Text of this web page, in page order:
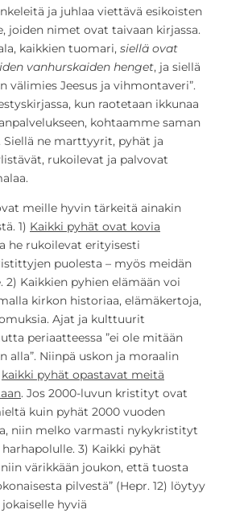
ja juhlaa viettävä esikoisten
joiden nimet ovat taivaan kirjassa.
kaikkien tuomari, siellä ovat
vanhurskaiden henget, ja siellä
välimies Jeesus ja vihmontaveri”.
kun raotetaan ikkunaa
kohtaamme saman
Siellä ne marttyyrit, pyhät ja
rukoilevat ja palvovat
meille hyvin tärkeitä ainakin
1) Kaikki pyhät ovat kovia
he rukoilevat erityisesti
puolesta – myös meidän
2) Kaikkien pyhien elämään voi
kirkon historiaa, elämäkertoja,
Ajat ja kulttuurit
periaatteessa ”ei ole mitään
alla”. Niinpä uskon ja moraalin
kaikki pyhät opastavat meitä
. Jos 2000-luvun kristityt ovat
kuin pyhät 2000 vuoden
niin melko varmasti nykykristityt
3) Kaikki pyhät
värikkään joukon, että tuosta
pilvestä” (Hepr. 12) löytyy
hyviä